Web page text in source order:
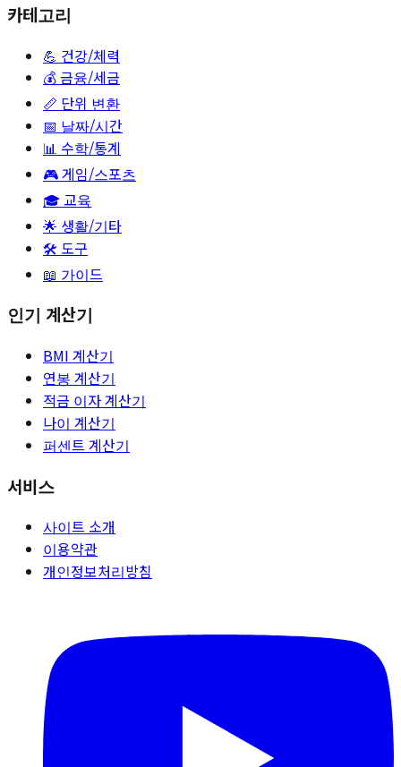
카테고리
💪 건강/체력
💰금융/세금
📏 단위 변환
📅 날짜/시간
📊 수학/통계
🎮게임/스포츠
🎓교육
🌟 생활/기타
🛠️ 도구
📖 가이드
인기 계산기
BMI 계산기
연봉 계산기
적금 이자 계산기
나이 계산기
퍼센트 계산기
서비스
사이트 소개
이용약관
개인정보처리방침